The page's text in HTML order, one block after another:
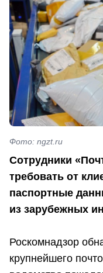
Фото: ngzt.ru
Сотрудники
требовать от
паспортные
из зарубежных
Роскомнадзор
крупнейшего